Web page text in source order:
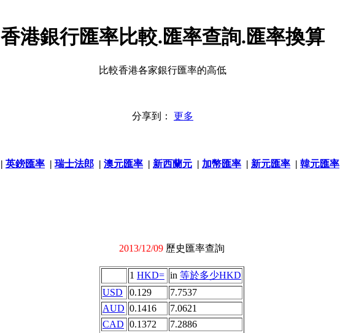
香港銀行匯率比較.匯率查詢.匯率換算
比較香港各家銀行匯率的高低
分享到： 更多
| 英鎊匯率 | 瑞士法郎 | 澳元匯率 | 新西蘭元 | 加幣匯率 | 新元匯率 | 韓元匯率
2013/12/09 歷史匯率查詢
1 HKD= in 等於多少HKD
USD
0.129
7.7537
AUD 0.1416
7.0621
CAD 0.1372
7.2886